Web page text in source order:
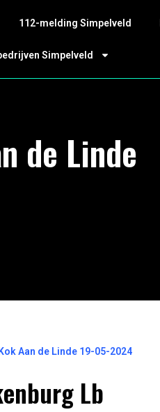
112-melding Simpelveld
Simpelveld
de Linde
Aan de Linde 19-05-2024
Lb